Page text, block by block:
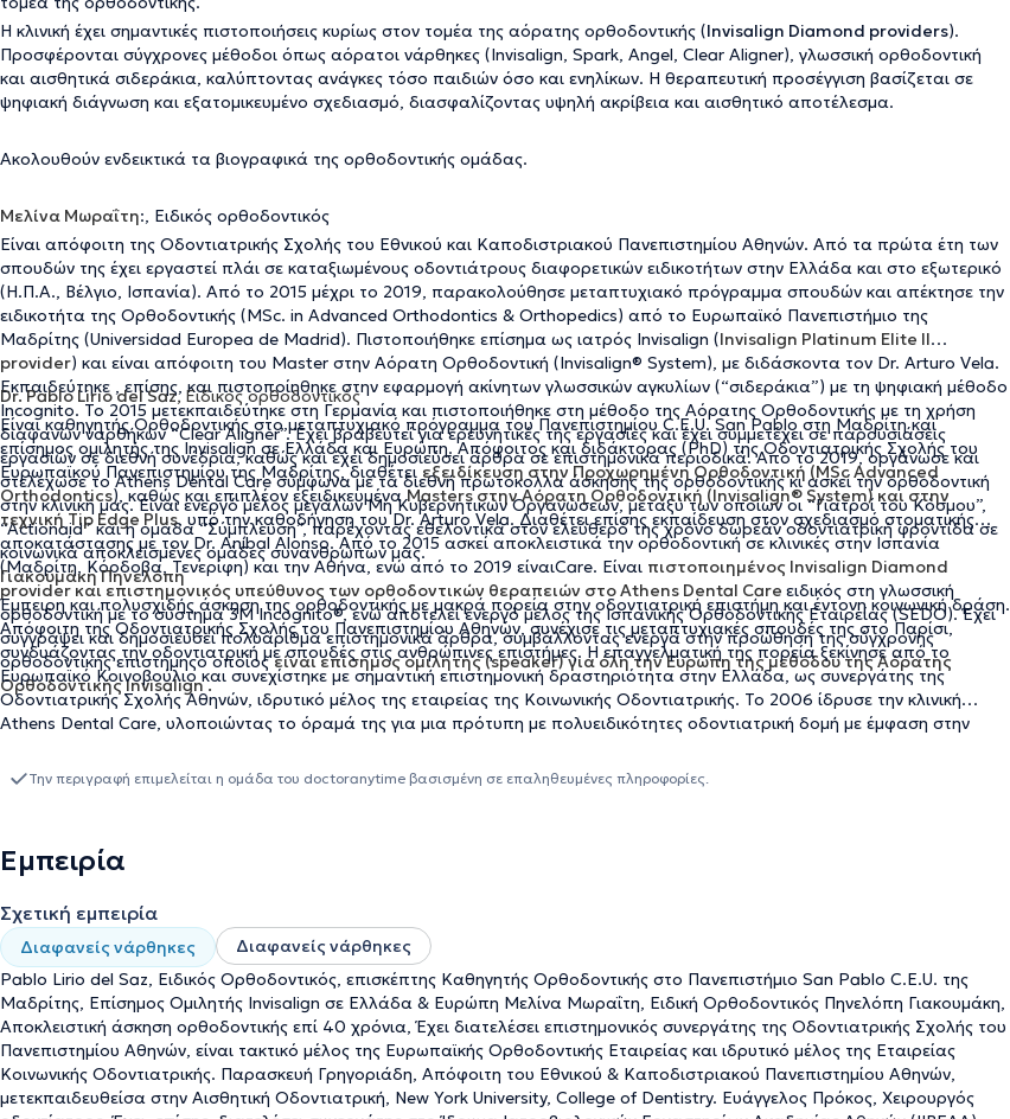
Η κλινική έχει σημαντικές πιστοποιήσεις κυρίως στον τομέα της αόρατης ορθοδοντικής (Invisalign Diamond providers).
Προσφέρονται σύγχρονες μέθοδοι όπως αόρατοι νάρθηκες (Invisalign, Spark, Angel, Clear Aligner), γλωσσική ορθοδοντική
και αισθητικά σιδεράκια, καλύπτοντας ανάγκες τόσο παιδιών όσο και ενηλίκων. Η θεραπευτική προσέγγιση βασίζεται σε
ψηφιακή διάγνωση και εξατομικευμένο σχεδιασμό, διασφαλίζοντας υψηλή ακρίβεια και αισθητικό αποτέλεσμα.
Ακολουθούν ενδεικτικά τα βιογραφικά της ορθοδοντικής ομάδας.
Μελίνα Μωραΐτη:, Ειδικός ορθοδοντικός
Είναι απόφοιτη της Οδοντιατρικής Σχολής του Εθνικού και Καποδιστριακού Πανεπιστημίου Αθηνών. Από τα πρώτα έτη των
σπουδών της έχει εργαστεί πλάι σε καταξιωμένους οδοντιάτρους διαφορετικών ειδικοτήτων στην Ελλάδα και στο εξωτερικό
(Η.Π.Α., Βέλγιο, Ισπανία). Από το 2015 μέχρι το 2019, παρακολούθησε μεταπτυχιακό πρόγραμμα σπουδών και απέκτησε την
ειδικοτήτα της Ορθοδοντικής (MSc. in Advanced Orthodontics & Orthopedics) από το Ευρωπαϊκό Πανεπιστήμιο της
Μαδρίτης (Universidad Europea de Madrid). Πιστοποιήθηκε επίσημα ως ιατρός Invisalign (Invisalign Platinum Elite II
provider) και είναι απόφοιτη του Master στην Αόρατη Ορθοδοντική (Invisalign® System), με διδάσκοντα τον Dr. Arturo Vela.
Εκπαιδεύτηκε , επίσης, και πιστοποίηθηκε στην εφαρμογή ακίνητων γλωσσικών αγκυλίων (“σιδεράκια”) με τη ψηφιακή μέθοδο
Incognito. Το 2015 μετεκπαιδεύτηκε στη Γερμανία και πιστοποιήθηκε στη μέθοδο της Αόρατης Ορθοδοντικής με τη χρήση
διαφανών ναρθήκων “Clear Aligner”. Έχει βραβευτεί για ερευνητικές της εργασίες και έχει συμμετέχει σε παρουσιάσεις
εργασιών σε διεθνή συνέδρια, καθώς και έχει δημοσιεύσει άρθρα σε επιστημονικά περιοδικά. Από το 2019, οργάνωσε και
στελέχωσε το Athens Dental Care σύμφωνα με τα διεθνή πρωτόκολλα άσκησης της ορθοδοντικής κι ασκεί την ορθοδοντική
στην κλινική μας. Είναι ενεργό μέλος μεγάλων Μη Κυβερνητικών Οργανώσεων, μεταξύ των οποίων οι “Γιατροί του Κόσμου”,
“Actionaid” και η ομάδα “Σύμπλευση”, παρέχοντας εθελοντικά στον ελεύθερό της χρόνο δωρεάν οδοντιατρική φροντίδα σε
κοινωνικά αποκλεισμένες ομάδες συνανθρώπων μας.
Dr. Pablo Lirio del Saz, Ειδικός ορθοδοντικός
Είναι καθηγητής Ορθοδοντικής στο μεταπτυχιακό πρόγραμμα του Πανεπιστημίου C.E.U. San Pablo στη Μαδρίτη και
επίσημος ομιλητής της Invisalign σε Ελλάδα και Ευρώπη. Απόφοιτος και διδάκτορας (PhD) της Οδοντιατρικής Σχολής του
Ευρωπαϊκού Πανεπιστημίου της Μαδρίτης, διαθέτει εξειδίκευση στην Προχωρημένη Ορθοδοντική (MSc Advanced
Orthodontics), καθώς και επιπλέον εξειδικευμέναMasters στην Αόρατη Ορθοδοντική (Invisalign® System) και στην
τεχνική Tip Edge Plus, υπό την καθοδήγηση του Dr. Arturo Vela. Διαθέτει επίσης εκπαίδευση στον σχεδιασμό στοματικής
αποκατάστασης με τον Dr. Aníbal Alonso. Από το 2015 ασκεί αποκλειστικά την ορθοδοντική σε κλινικές στην Ισπανία
(Μαδρίτη, Κόρδοβα, Τενερίφη) και την Αθήνα, ενώ από το 2019 είναιCare. Είναι πιστοποιημένος Invisalign Diamond
provider και επιστημονικός υπεύθυνος των ορθοδοντικών θεραπειών στο Athens Dental Care ειδικός στη γλωσσική
ορθοδοντική με το σύστημα 3M Incognito®, ενώ αποτελεί ενεργό μέλος της Ισπανικής Ορθοδοντικής Εταιρείας (SEDO). Έχει
συγγράψει και δημοσιεύσει πολυάριθμα επιστημονικά άρθρα, συμβάλλοντας ενεργά στην προώθηση της σύγχρονης
ορθοδοντικής επιστήμηςο οποίοςείναι επίσημος ομιλητής (speaker) για όλη την Ευρώπη της μεθόδου της Αόρατης
Ορθοδοντικής Invisalign .
Γιακουμάκη Πηνελόπη
Έμπειρη και πολυσχιδής άσκηση της ορθοδοντικής με μακρά πορεία στην οδοντιατρική επιστήμη και έντονη κοινωνική δράση.
Απόφοιτη της Οδοντιατρικής Σχολής του Πανεπιστημίου Αθηνών, συνέχισε τις μεταπτυχιακές σπουδές της στο Παρίσι,
συνδυάζοντας την οδοντιατρική με σπουδές στις ανθρώπινες επιστήμες. Η επαγγελματική της πορεία ξεκίνησε από το
Ευρωπαϊκό Κοινοβούλιο και συνεχίστηκε με σημαντική επιστημονική δραστηριότητα στην Ελλάδα, ως συνεργάτης της
Οδοντιατρικής Σχολής Αθηνών, ιδρυτικό μέλος της εταιρείας της Κοινωνικής Οδοντιατρικής. Το 2006 ίδρυσε την κλινική
Athens Dental Care, υλοποιώντας το όραμά της για μια πρότυπη με πολυειδικότητες οδοντιατρική δομή με έμφαση στην
και στις Βρυξέλλες, η κα Γιακουμάκη είναι πιστοποιημένη στη μέθοδο της Αόρατης Ορθοδοντικής Clear aligner κι έχει
διατελέσει υπεύθυνη του ορθοδοντικού τμήματος κλινικών του εξωτερικού, ενώ παράλληλα συμμετέχει σε επιστημονικές
Την περιγραφή επιμελείται η ομάδα του doctoranytime βασισμένη σε επαληθευμένες πληροφορίες.
Εμπειρία
Σχετική εμπειρία
Διαφανείς νάρθηκες
Διαφανείς νάρθηκες
Pablo Lirio del Saz, Ειδικός Ορθοδοντικός, επισκέπτης Καθηγητής Ορθοδοντικής στο Πανεπιστήμιο San Pablo C.E.U. της
Μαδρίτης, Επίσημος Ομιλητής Invisalign σε Ελλάδα & Ευρώπη Μελίνα Μωραΐτη, Ειδική Ορθοδοντικός Πηνελόπη Γιακουμάκη,
Αποκλειστική άσκηση ορθοδοντικής επί 40 χρόνια, Έχει διατελέσει επιστημονικός συνεργάτης της Οδοντιατρικής Σχολής του
Πανεπιστημίου Αθηνών, είναι τακτικό μέλος της Ευρωπαϊκής Ορθοδοντικής Εταιρείας και ιδρυτικό μέλος της Εταιρείας
Κοινωνικής Οδοντιατρικής. Παρασκευή Γρηγοριάδη, Απόφοιτη του Εθνικού & Καποδιστριακού Πανεπιστημίου Αθηνών,
μετεκπαιδευθείσα στην Αισθητική Οδοντιατρική, New York University, College of Dentistry. Ευάγγελος Πρόκος, Χειρουργός